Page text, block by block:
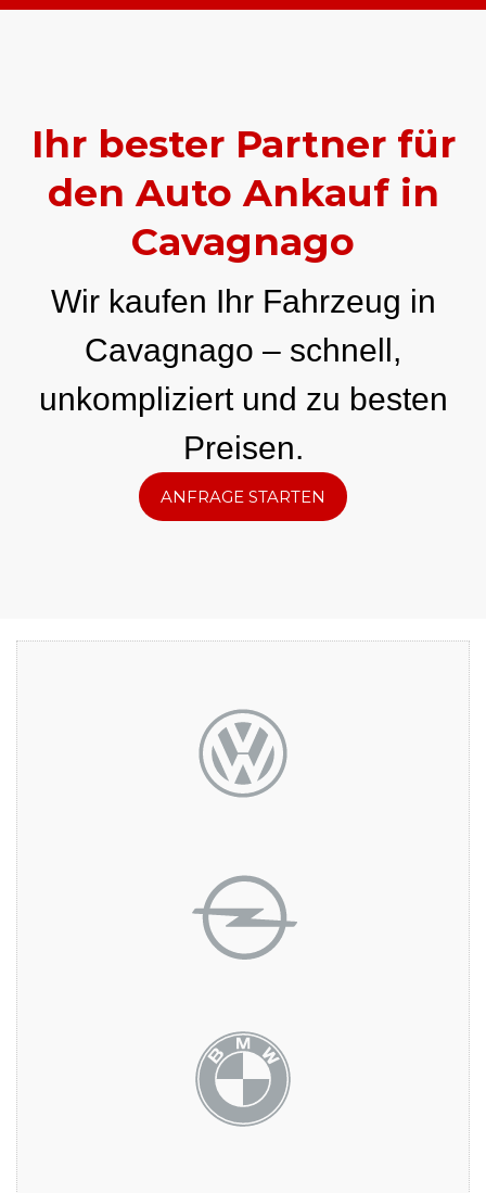
Ihr bester Partner für
den Auto Ankauf in
Cavagnago
Wir kaufen Ihr Fahrzeug in
Cavagnago – schnell,
unkompliziert und zu besten
Preisen.
ANFRAGE STARTEN